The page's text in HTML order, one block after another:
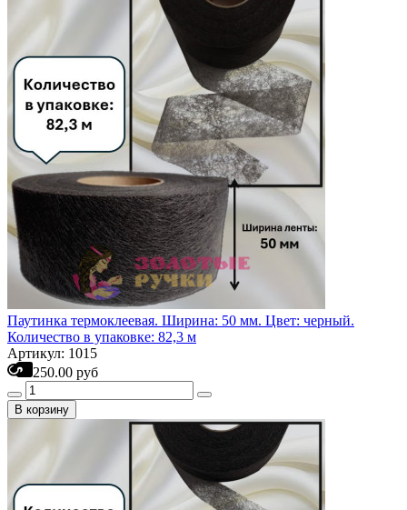
Паутинка термоклеевая. Ширина: 50 мм. Цвет: черный.
Количество в упаковке: 82,3 м
Артикул: 1015
250.00 руб
В корзину